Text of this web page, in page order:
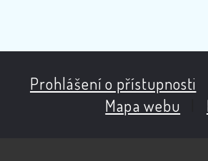
Prohlášení o přístupnosti
Mapa webu